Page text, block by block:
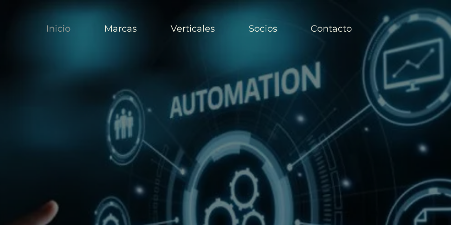
Inicio Marcas Verticales Socios Contacto